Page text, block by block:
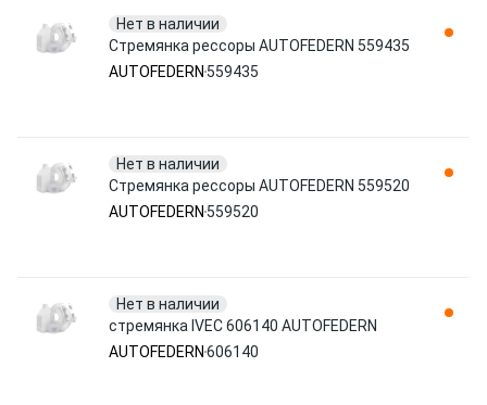
Нет в наличии
Стремянка рессоры AUTOFEDERN 559435
AUTOFEDERN 559435
Нет в наличии
Стремянка рессоры AUTOFEDERN 559520
AUTOFEDERN 559520
Нет в наличии
стремянка IVEC 606140 AUTOFEDERN
AUTOFEDERN 606140